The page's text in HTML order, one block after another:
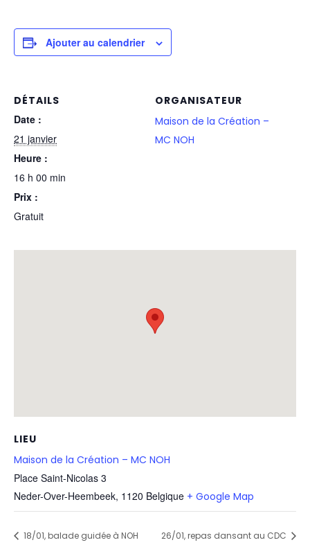
Ajouter au calendrier
DÉTAILS
Date :
21 janvier
Heure :
16 h 00 min
Prix :
Gratuit
ORGANISATEUR
Maison de la Création –
MC NOH
LIEU
Maison de la Création – MC NOH
Place Saint-Nicolas 3
Neder-Over-Heembeek, 1120 Belgique + Google Map
18/01, balade guidée à NOH 26/01, repas dansant au CDC